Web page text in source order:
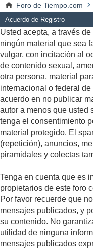
Foro de Tiempo.com
Acuerdo de Registro
Usted acepta, a través
ningún material que sea
vulgar, con incitación al
de contenido sexual,
otra persona, material
internacional o federal
acuerdo en no publicar
autor a menos que usted
tenga el consentimiento
material protegido. El
(repetición), anuncios,
piramidales y colectas
Tenga en cuenta que es
propietarios de este foro
Por favor recuerde que
mensajes publicados, y
su contenido. No
utilidad de ninguna
mensajes publicados